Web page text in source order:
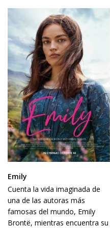
Emily
Cuenta la vida imaginada de
una de las autoras más
famosas del mundo, Emily
Brontë, mientras encuentra su